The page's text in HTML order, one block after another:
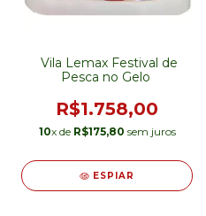
Vila Lemax Festival de
Pesca no Gelo
R$1.758,00
10x de R$175,80 sem juros
ESPIAR